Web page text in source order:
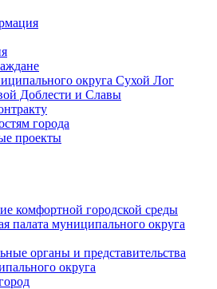
округа Сухой Лог
Доблести и Славы
города
проекты
комфортной городской среды
палата муниципального округа
органы и представительства
округа